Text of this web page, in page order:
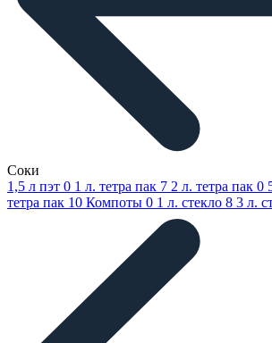
Соки
1,5 л пэт 0 1 л. тетра пак 7 2 л. тетра пак 0
тетра пак 10 Компоты 0 1 л. стекло 8 3 л.